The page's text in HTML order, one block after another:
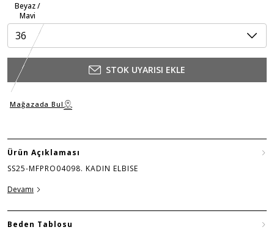
Beyaz /
Mavi
36
STOK UYARISI EKLE
Mağazada Bul
Ürün Açıklaması
SS25-MFPRO04098. KADIN ELBISE
Devamı
Beden Tablosu